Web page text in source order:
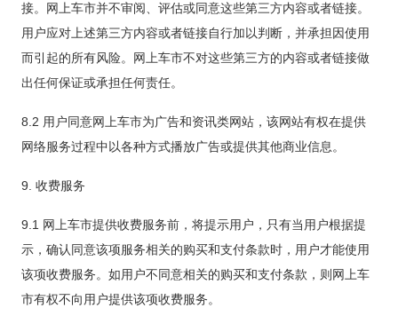
接。网上车市并不审阅、评估或同意这些第三方内容或者链接。
用户应对上述第三方内容或者链接自行加以判断，并承担因使用
而引起的所有风险。网上车市不对这些第三方的内容或者链接做
出任何保证或承担任何责任。
8.2 用户同意网上车市为广告和资讯类网站，该网站有权在提供
网络服务过程中以各种方式播放广告或提供其他商业信息。
9. 收费服务
9.1 网上车市提供收费服务前，将提示用户，只有当用户根据提
示，确认同意该项服务相关的购买和支付条款时，用户才能使用
该项收费服务。如用户不同意相关的购买和支付条款，则网上车
市有权不向用户提供该项收费服务。